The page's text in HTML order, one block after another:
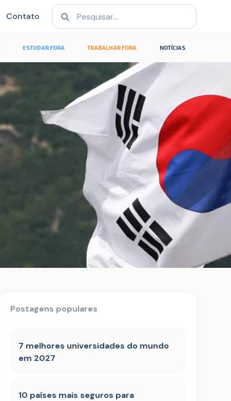
Contato
ESTUDAR FORA TRABALHAR FORA NOTÍCIAS
Postagens populares
7 melhores universidades do mundo
em 2027
10 países mais seguros para